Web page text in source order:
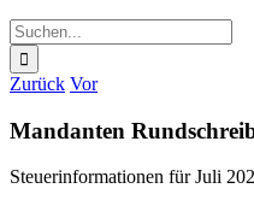
Suche
nach:
Zurück Vor
Mandanten
Steuerinformationen für Juli